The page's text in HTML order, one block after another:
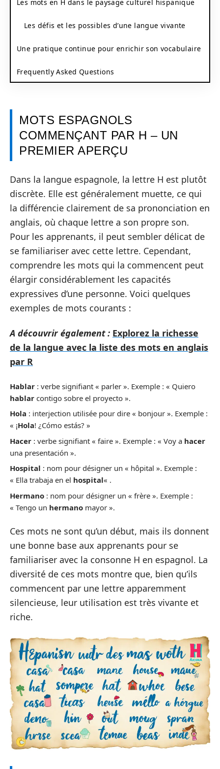
Les mots en H dans le paysage culturel hispanique
Les défis et les possibles d’une langue vivante
Une pratique continue pour enrichir son vocabulaire
Frequently Asked Questions
MOTS ESPAGNOLS
COMMENÇANT PAR H – UN
PREMIER APERÇU
Dans la langue espagnole, la lettre H est plutôt
discrète. Elle est généralement muette, ce qui
la différencie clairement de sa prononciation en
anglais, où chaque lettre a son propre son.
Pour les apprenants, il peut sembler délicat de
se familiariser avec cette lettre. Cependant,
comprendre les mots qui la commencent peut
élargir considérablement les capacités
expressives d’une personne. Voici quelques
exemples de mots courants :
A découvrir également : Explorez la richesse
de la langue avec la liste des mots en anglais
par R
Hablar : verbe signifiant « parler ». Exemple : « Quiero
hablar contigo sobre el proyecto ».
Hola : interjection utilisée pour dire « bonjour ». Exemple :
« ¡Hola! ¿Cómo estás? »
Hacer : verbe signifiant « faire ». Exemple : « Voy a hacer
una presentación ».
Hospital : nom pour désigner un « hôpital ». Exemple :
« Ella trabaja en el hospital« .
Hermano : nom pour désigner un « frère ». Exemple :
« Tengo un hermano mayor ».
Ces mots ne sont qu’un début, mais ils donnent
une bonne base aux apprenants pour se
familiariser avec la consonne H en espagnol. La
diversité de ces mots montre que, bien qu’ils
commencent par une lettre apparemment
silencieuse, leur utilisation est très vivante et
riche.